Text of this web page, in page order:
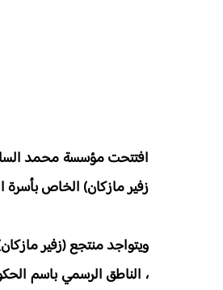
افتتحت مؤسسة محمد
زفير مازكان) الخاص بأسرة
ويتواجد منتجع (زفير
، الناطق الرسمي باسم